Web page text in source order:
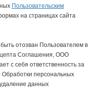
Пользовательским
на страницах сайта
отозван Пользователем в
Соглашения, ООО
с себя ответственность за
персональных
данных